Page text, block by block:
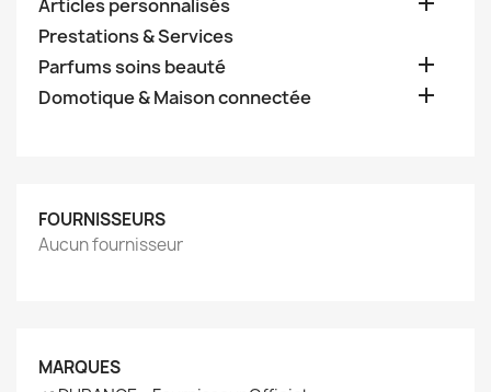
Articles personnalisés
Prestations & Services
Parfums soins beauté

Domotique & Maison connectée 
FOURNISSEURS
Aucun fournisseur
MARQUES